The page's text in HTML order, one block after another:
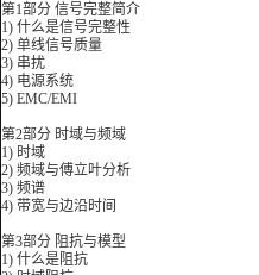
第1部分 信号完整简介
1) 什么是信号完整性
2) 单线信号质量
3) 串扰
4) 电源系统
5) EMC/EMI
第2部分 时域与频域
1) 时域
2) 频域与傅立叶分析
3) 频谱
4) 带宽与边沿时间
第3部分 阻抗与模型
1) 什么是阻抗